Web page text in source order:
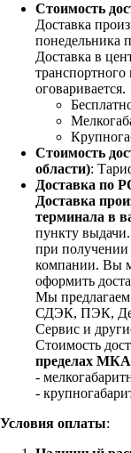
Стоимость
Доставка
понедельника
Доставка в
оговаривается.
Стоимость
области):
Доставка по
Доставка
терминала в
пункту
при получении
компании. Вы
оформить
Мы
СДЭК, ПЭК,
Сервис и
Стоимость
пределах
-
-
Условия оплаты: